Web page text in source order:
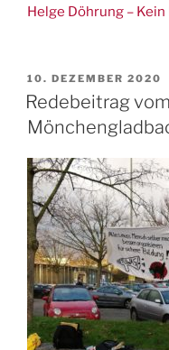
Helge Döhrung –
VERÖFFENTLICHT
AM
10. DEZEMBER 2020
Redebeitrag